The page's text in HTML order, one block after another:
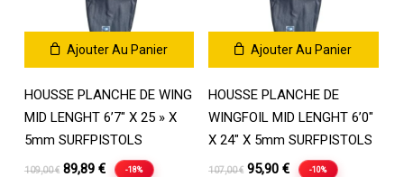
Ajouter Au Panier
HOUSSE PLANCHE DE WING
MID LENGHT 6’7″ X 25 » X
5mm SURFPISTOLS
109,00€ Le
89,89 €Le
-18%
Ajouter Au Panier
HOUSSE PLANCHE DE
WINGFOIL MID LENGHT 6’0″
X 24″ X 5mm SURFPISTOLS
107,00€ Le
95,90€Le
-10%